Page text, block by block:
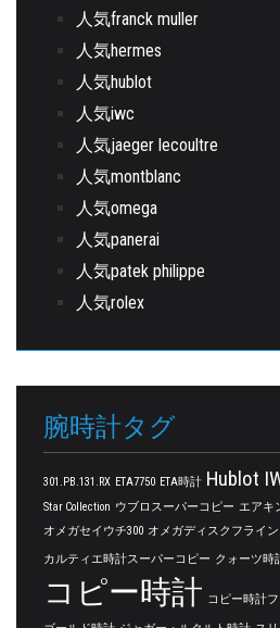
人気franck muller
人気hermes
人気hublot
人気iwc
人気jaeger lecoultre
人気montblanc
人気omega
人気panerai
人気patek philippe
人気rolex
腕時計タグ
301.PB.131.RX ETA7750 ETA時計 Hublot
Star Collection ウブロスーパーコピー エアキ
オメガセイウチ300 オメガディスクフライ
カルティエ時計スーパーコピー クォーツ時
コピー時計 コピー時計